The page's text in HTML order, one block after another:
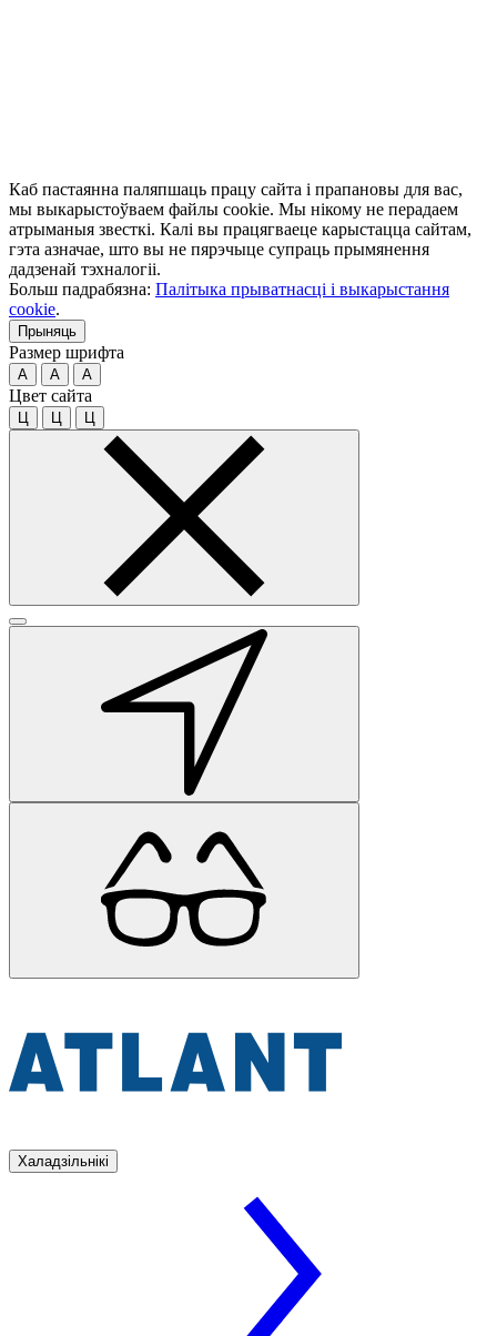
Каб пастаянна паляпшаць працу сайта і прапановы для вас,
мы выкарыстоўваем файлы cookie. Мы нікому не перадаем
атрыманыя звесткі. Калі вы працягваеце карыстацца сайтам,
гэта азначае, што вы не пярэчыце супраць прымянення
дадзенай тэхналогіі.
Больш падрабязна: Палітыка прыватнасці і выкарыстання
cookie.
Прыняць
Размер шрифта
A A A
Цвет сайта
Ц Ц Ц
Халадзільнікі